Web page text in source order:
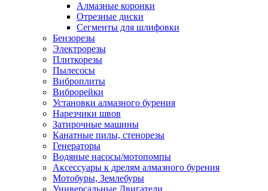
Алмазные коронки
Отрезные диски
Сегменты для шлифовки
Бензорезы
Электрорезы
Плиткорезы
Пылесосы
Виброплиты
Виброрейки
Установки алмазного бурения
Нарезчики швов
Затирочные машины
Канатные пилы, стенорезы
Генераторы
Водяные насосы/мотопомпы
Аксессуары к дрелям алмазного бурения
Мотобуры, Землебуры
Универсальные Двигатели